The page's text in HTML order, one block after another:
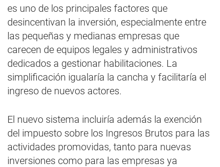
es uno de los principales factores que
desincentivan la inversión, especialmente entre
las pequeñas y medianas empresas que
carecen de equipos legales y administrativos
dedicados a gestionar habilitaciones. La
simplificación igualaría la cancha y facilitaría el
ingreso de nuevos actores.
El nuevo sistema incluiría además la exención
del impuesto sobre los Ingresos Brutos para las
actividades promovidas, tanto para nuevas
inversiones como para las empresas ya